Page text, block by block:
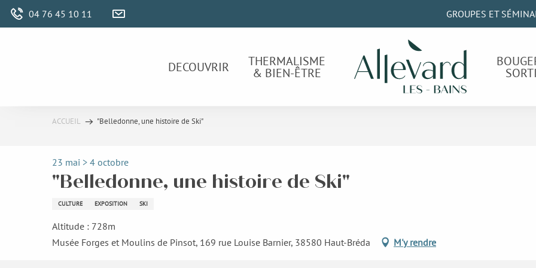
Aller
04 76 45 10 11 GROUPES ET
DECOUVRIR THERMALISME
& BIEN-ÊTRE
ACCUEIL "Belledonne, une histoire de Ski"
23 mai > 4 octobre
"Belledonne, une histoire de Ski"
CULTURE EXPOSITION SKI
Altitude : 728m
Musée Forges et Moulins de Pinsot, 169 rue Louise Barnier, 38580 Haut-Bréda
M'y rendre